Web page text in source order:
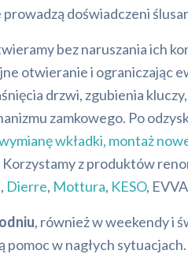
doświadczeni
bez naruszania ich
otwieranie i ograniczając
drzwi, zgubienia
zamkowego. Po
wkładki, montaż
z produktów
, Dierre, Mottura, KESO,
, również w weekendy i
w nagłych